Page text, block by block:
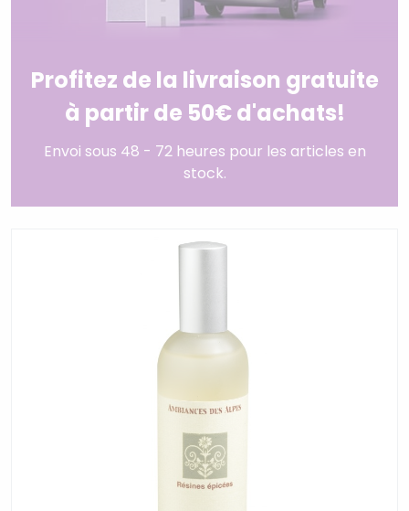
Profitez de la livraison gratuite
à partir de 50€ d'achats!
Envoi sous 48 - 72 heures pour les articles en
stock.